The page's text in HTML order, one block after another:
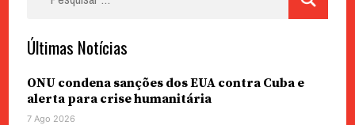
Últimas Notícias
ONU condena sanções dos EUA contra Cuba e
alerta para crise humanitária
7 Ago 2026